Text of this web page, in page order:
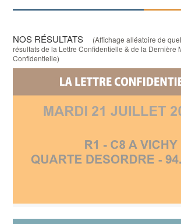
NOS RÉSULTATS
(Affichage alléatoire de
résultats de la Lettre Confidentielle & de la Dernière
Confidentielle)